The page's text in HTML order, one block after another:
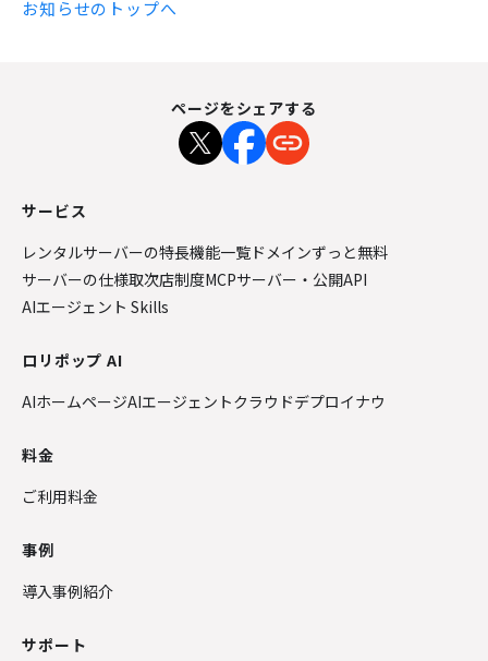
お知らせのトップへ
ページをシェアする
サービス
レンタルサーバーの特長機能一覧 ドメインずっと無料
サーバーの仕様取次店制度MCPサーバー・公開API
AIエージェント Skills
ロリポップ AI
AIホームページAIエージェントクラウドデプロイナウ
料金
ご利用料金
事例
導入事例紹介
サポート